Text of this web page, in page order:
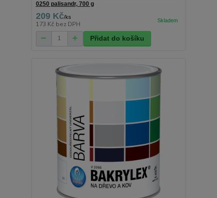
0250 palisandr, 700 g
209 Kč/ks
173 Kč bez DPH
Přidat do košíku